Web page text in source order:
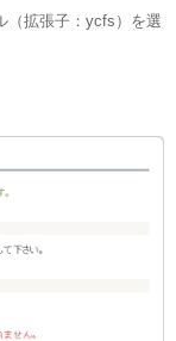
（拡張子：ycfs）を選